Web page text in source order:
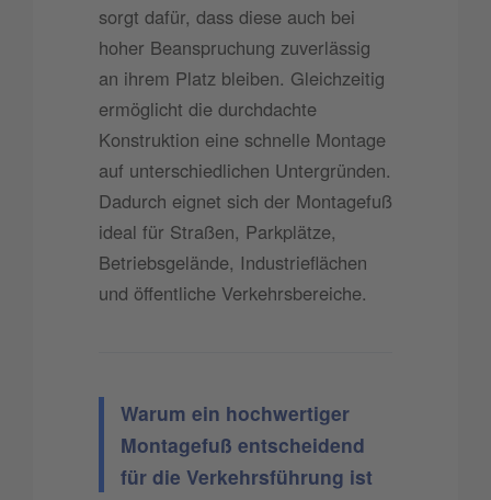
sorgt dafür, dass diese auch bei
hoher Beanspruchung zuverlässig
an ihrem Platz bleiben. Gleichzeitig
ermöglicht die durchdachte
Konstruktion eine schnelle Montage
auf unterschiedlichen Untergründen.
Dadurch eignet sich der Montagefuß
ideal für Straßen, Parkplätze,
Betriebsgelände, Industrieflächen
und öffentliche Verkehrsbereiche.
Warum ein hochwertiger
Montagefuß entscheidend
für die Verkehrsführung ist